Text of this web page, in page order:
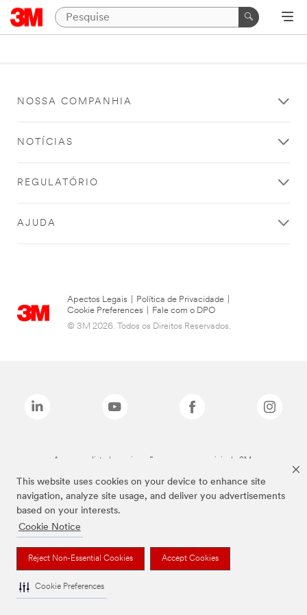
This website uses cookies on your device to enhance site
navigation, analyze site usage, and deliver you advertisements
based on your interests.
Cookie Notice
Reject Non-Essential Cookies Accept Cookies
Cookie Preferences
NOSSA COMPANHIA
NOTÍCIAS
REGULATÓRIO
AJUDA
Apectos Legais Política de Privacidade
Cookie Preferences
Fale com o DPO
© 3M 2026. Todos os Direitos Reservados.
As marcas listadas a cima são marcas comerciais da 3M.